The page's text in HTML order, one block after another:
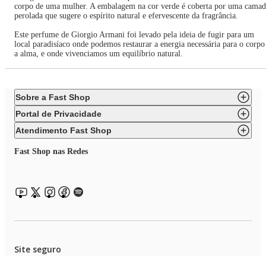
corpo de uma mulher. A embalagem na cor verde é coberta por uma
perolada que sugere o espírito natural e efervescente da fragrância.
Este perfume de Giorgio Armani foi levado pela ideia de fugir para um
local paradisíaco onde podemos restaurar a energia necessária para o corpo
a alma, e onde vivenciamos um equilíbrio natural.
Sobre a Fast Shop
Portal de Privacidade
Atendimento Fast Shop
Fast Shop nas Redes
Site seguro